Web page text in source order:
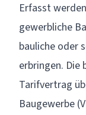
Erfasst
gewerbliche
bauliche oder
erbringen. Die
Tarifvertrag
Baugewerbe